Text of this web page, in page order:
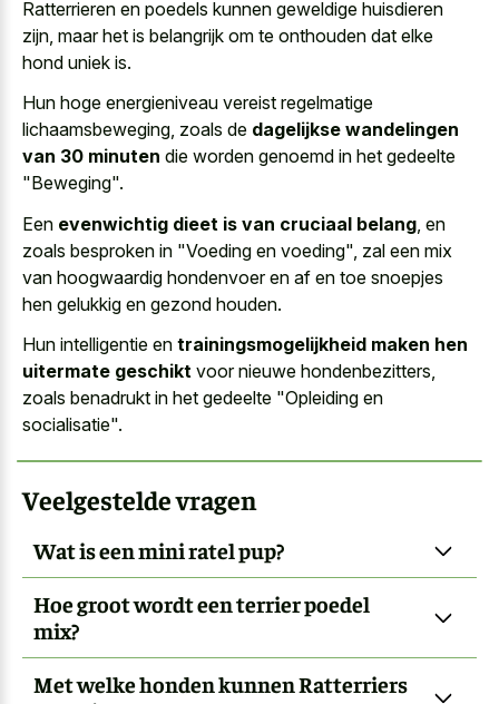
Ratterrieren en poedels kunnen geweldige huisdieren
zijn, maar het is belangrijk om te onthouden dat elke
hond uniek is.
Hun hoge energieniveau vereist regelmatige
lichaamsbeweging, zoals de dagelijkse wandelingen
van 30 minuten die worden genoemd in het gedeelte
"Beweging".
Een evenwichtig dieet is van cruciaal belang , en
zoals besproken in "Voeding en voeding", zal een mix
van hoogwaardig hondenvoer en af en toe snoepjes
hen gelukkig en gezond houden.
Hun intelligentie en trainingsmogelijkheid maken hen
uitermate geschikt voor nieuwe hondenbezitters,
zoals benadrukt in het gedeelte "Opleiding en
socialisatie".
Veelgestelde vragen
Wat is een mini ratel pup?
Hoe groot wordt een terrier poedel
mix?
Met welke honden kunnen Ratterriers